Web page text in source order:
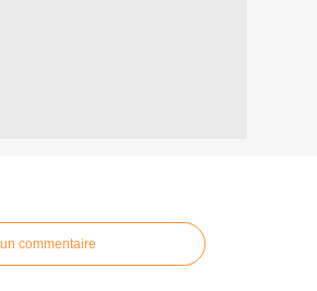
commentaire